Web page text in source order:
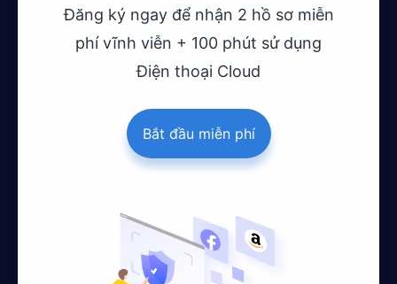
Đăng ký ngay để nhận 2 hồ sơ miễn
phí vĩnh viễn + 100 phút sử dụng
Điện thoại Cloud
Bắt đầu miễn phí